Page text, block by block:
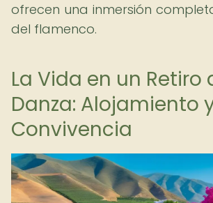
ofrecen una inmersión
del flamenco.
La Vida en un Retiro
Danza: Alojamiento
Convivencia